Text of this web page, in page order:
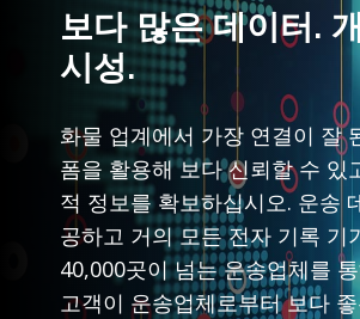
보다 많은 데이터.
시성.
화물 업계에서 가장 연결이 잘
폼을 활용해 보다 신뢰할 수 있
적 정보를 확보하십시오. 운송
공하고 거의 모든 전자 기록 기
40,000곳이 넘는 운송업체를
고객이 운송업체로부터 보다